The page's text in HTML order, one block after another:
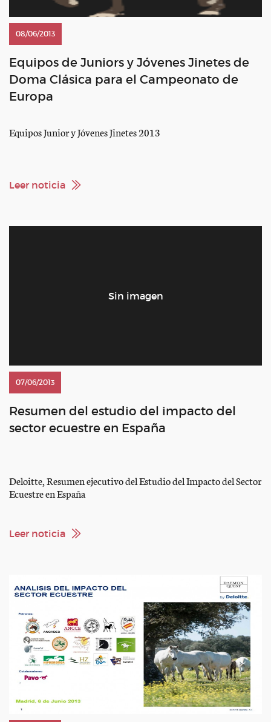
08/06/2013
Equipos de Juniors y Jóvenes Jinetes de
Doma Clásica para el Campeonato de
Europa
Equipos Junior y Jóvenes Jinetes 2013
Leer noticia
07/06/2013
Resumen del estudio del impacto del
sector ecuestre en España
Deloitte, Resumen ejecutivo del Estudio del Impacto del Sector
Ecuestre en España
Leer noticia